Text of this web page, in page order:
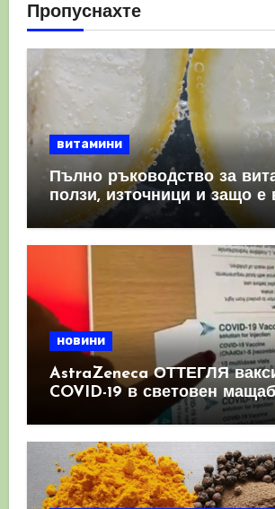
Пропуснахте
витамини
Пълно ръководство за
ползи, източници и защо е
имунната система
новини
AstraZeneca ОТТЕГЛЯ
COVID-19 в световен
като призна, че те
КРЪВНИ съсиреци